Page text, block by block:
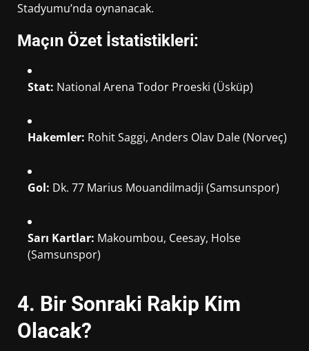
Stadyumu’nda oynanacak.
Maçın Özet İstatistikleri:
Stat: National Arena Todor Proeski (Üsküp)
Hakemler: Rohit Saggi, Anders Olav Dale (Norveç)
Gol: Dk. 77 Marius Mouandilmadji (Samsunspor)
Sarı Kartlar: Makoumbou, Ceesay, Holse
(Samsunspor)
4. Bir Sonraki Rakip Kim
Olacak?